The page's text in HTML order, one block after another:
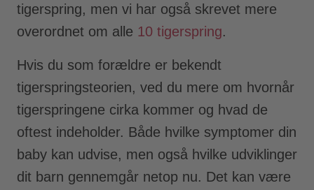
tigerspring, men vi har også skrevet mere
overordnet om alle 10 tigerspring.
Hvis du som forældre er bekendt
tigerspringsteorien, ved du mere om hvornår
tigerspringene cirka kommer og hvad de
oftest indeholder. Både hvilke symptomer din
baby kan udvise, men også hvilke udviklinger
dit barn gennemgår netop nu. Det kan være